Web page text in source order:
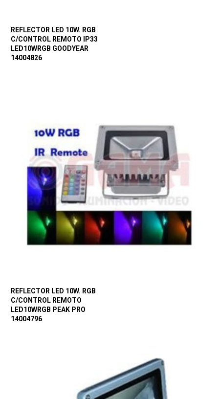
REFLECTOR LED 10W. RGB
C/CONTROL REMOTO IP33
LED10WRGB GOODYEAR
14004826
REFLECTOR LED 10W. RGB
C/CONTROL REMOTO
LED10WRGB PEAK PRO
14004796